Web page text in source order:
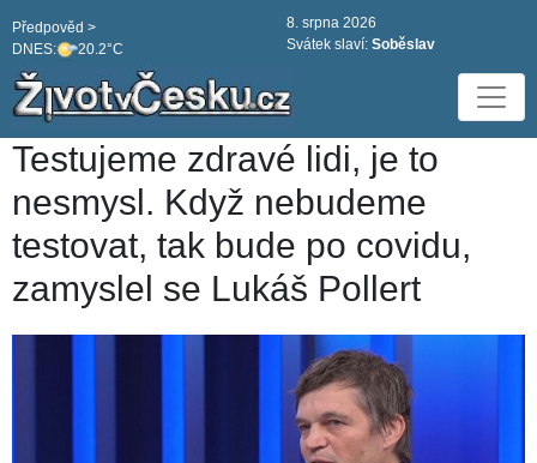
DNES: 20.2°C
Předpověd >
8. srpna 2026
Svátek slaví: Soběslav
Testujeme zdravé lidi, je to
nesmysl. Když nebudeme
testovat, tak bude po covidu,
zamyslel se Lukáš Pollert